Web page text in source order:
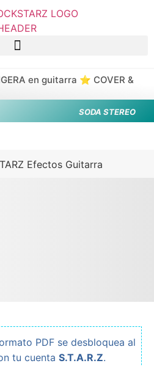
en guitarra ⭐️ COVER &
SODA STEREO
PDF se desbloquea al
tu cuenta S.T.A.R.Z.